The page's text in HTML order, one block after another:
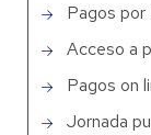
Pagos
Acceso a
Pagos on
Jornada